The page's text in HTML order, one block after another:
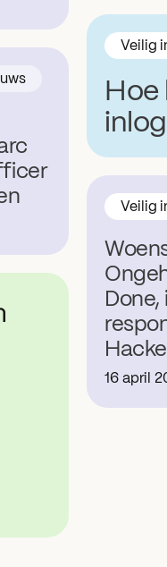
Hoe
Veilig
Veilig
16 april